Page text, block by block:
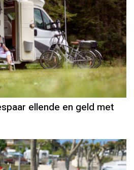
ellende en geld met